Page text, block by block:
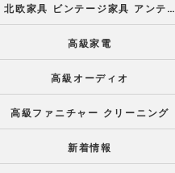
北欧家具 ビンテージ家具 アンティーク家具
高級家電
高級オーディオ
高級ファニチャー クリーニング
新着情報